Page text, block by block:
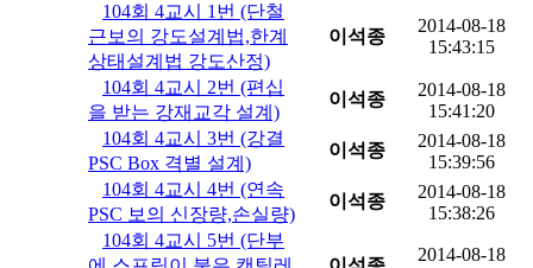
104회 4교시 1번 (단철
근보의 강도설계법,한계
상태설계법 강도산정)
이석종
2014-08-18
15:43:15
104회 4교시 2번 (편십
을 받는 강재교각 설계)
이석종
2014-08-18
15:41:20
104회 4교시 3번 (강결
PSC Box 격별 설계)
이석종
2014-08-18
15:39:56
104회 4교시 4번 (연속
PSC 보의 신장량,손실량)
이석종
2014-08-18
15:38:26
104회 4교시 5번 (단부
2014-08-18